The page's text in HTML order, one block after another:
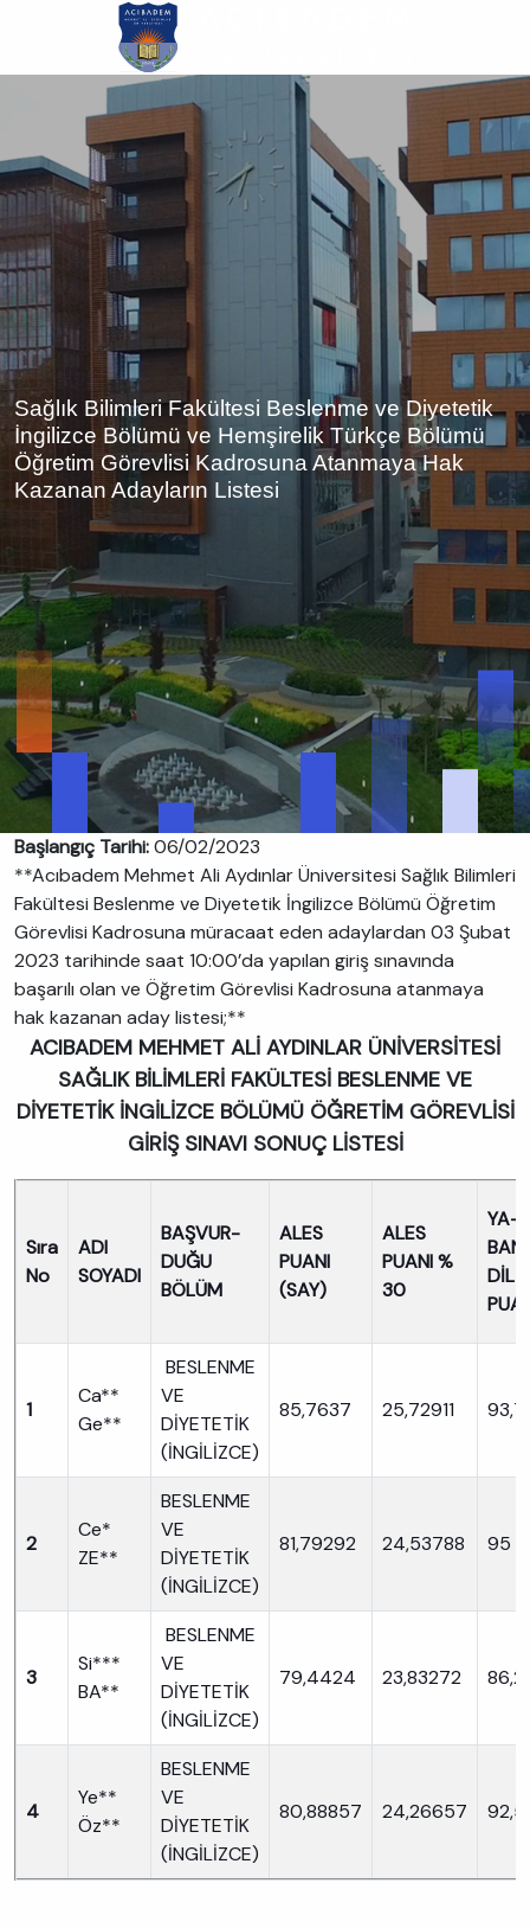
atla
Sağlık Bilimleri Fakültesi Beslenme ve Diyetetik
İngilizce Bölümü ve Hemşirelik Türkçe Bölümü
Öğretim Görevlisi Kadrosuna Atanmaya Hak
Kazanan Adayların Listesi
Başlangıç Tarihi:06/02/2023
**Acıbadem Mehmet Ali Aydınlar Üniversitesi Sağlık Bilimleri
Fakültesi Beslenme ve Diyetetik İngilizce Bölümü Öğretim
Görevlisi Kadrosuna müracaat eden adaylardan 03 Şubat
2023 tarihinde saat 10:00’da yapılan giriş sınavında
başarılı olan ve Öğretim Görevlisi Kadrosuna atanmaya
hak kazanan aday listesi;**
ACIBADEM MEHMET ALİ AYDINLAR ÜNİVERSİTESİ
SAĞLIK BİLİMLERİ FAKÜLTESİ BESLENME VE
DİYETETİK İNGİLİZCE BÖLÜMÜ ÖĞRETİM GÖREVLİSİ
GİRİŞ SINAVI SONUÇ LİSTESİ
Sıra
No
ADI
SOYADI
BAŞVUR-
DUĞU
BÖLÜM
ALES
PUANI
(SAY)
ALES
PUANI %
30
YA-
DİL
1
Ca**
Ge**
BESLENME
VE
DİYETETİK
(İNGİLİZCE)
85,7637 25,72911
2
Ce*
ZE**
BESLENME
VE
DİYETETİK
(İNGİLİZCE)
81,79292 24,53788 95
3
Si***
BA**
BESLENME
VE
DİYETETİK
(İNGİLİZCE)
79,4424 23,83272
4
Ye**
Öz**
BESLENME
VE
DİYETETİK
(İNGİLİZCE)
80,88857 24,26657 92,5